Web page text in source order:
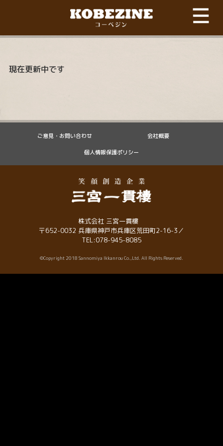
現在更新中です
ご意見・お問い合わせ 会社概要
個人情報保護ポリシー
株式会社 三宮一貫樓
〒652-0032 兵庫県神戸市兵庫区荒田町2-16-3／
TEL:078-945-8085
©Copyright 2018 Sannomiya Ikkanrou Co.,Ltd. All Rights Reserved.